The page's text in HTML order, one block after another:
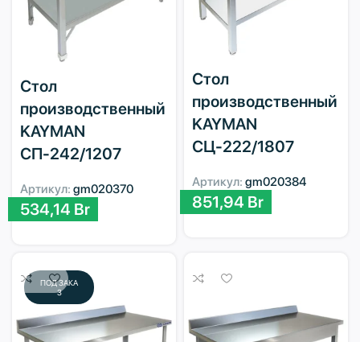
Стол
производственный
KAYMAN
СП-242/1207
Артикул: gm020370
534,14 Br
Стол
производственный
KAYMAN
СЦ-222/1807
Артикул: gm020384
851,94 Br
ПОД ЗАКА
З